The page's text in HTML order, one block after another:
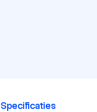
Specificaties